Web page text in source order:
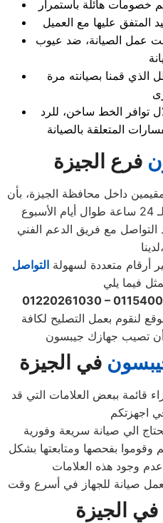
عمل الصيانة، ضد عيوب
قمنا بصيانته مرة
توافر الخط ساخن، للرد
فرع الجيزة
داخل محافظة الجيزة، بأن
مع فريق الدعم الفني
لدينا،
أرقام متعددة لسهولةالتواصل
01220261030 –
لنقوم بعمل التصليح لكافة
في الجيزة
قائمة ببعض العلامات التي قد
اجهزتكم
الي صيانة سريعة وفورية
وقوموا بفحصها ومتابعتها بشكل
في الجيزة